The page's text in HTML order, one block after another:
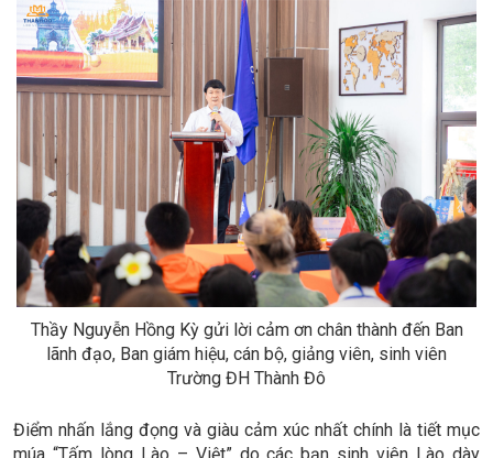
Thầy Nguyễn Hồng Kỳ gửi lời cảm ơn chân thành đến Ban
lãnh đạo, Ban giám hiệu, cán bộ, giảng viên, sinh viên
Trường ĐH Thành Đô
Điểm nhấn lắng đọng và giàu cảm xúc nhất chính là tiết mục
múa “Tấm lòng Lào – Việt” do các bạn sinh viên Lào dày